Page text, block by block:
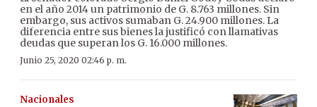
en el año 2014 un patrimonio de G. 8.763 millones. Sin
embargo, sus activos sumaban G. 24.900 millones. La
diferencia entre sus bienes la justificó con llamativas
deudas que superan los G. 16.000 millones.
Junio 25, 2020 02:46 p. m.
Nacionales